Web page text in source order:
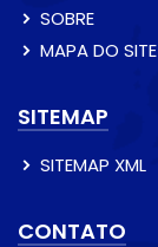
SOBRE
MAPA DO SITE
SITEMAP
SITEMAP XML
CONTATO